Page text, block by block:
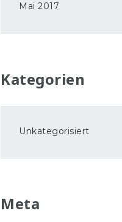
Mai 2017
Kategorien
Unkategorisiert
Meta